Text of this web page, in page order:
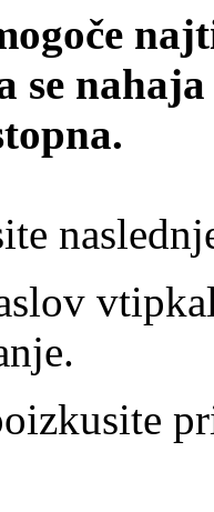
se